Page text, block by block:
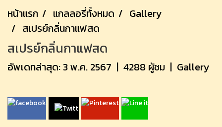
หน้าแรก แกลลอรี่ทั้งหมด
Gallery
สเปรย์กลิ่นกาแฟสด
สเปรย์กลิ่นกาแฟสด
อัพเดทล่าสุด: 3 พ.ค. 2567 | 4288 ผู้ชม | Gallery